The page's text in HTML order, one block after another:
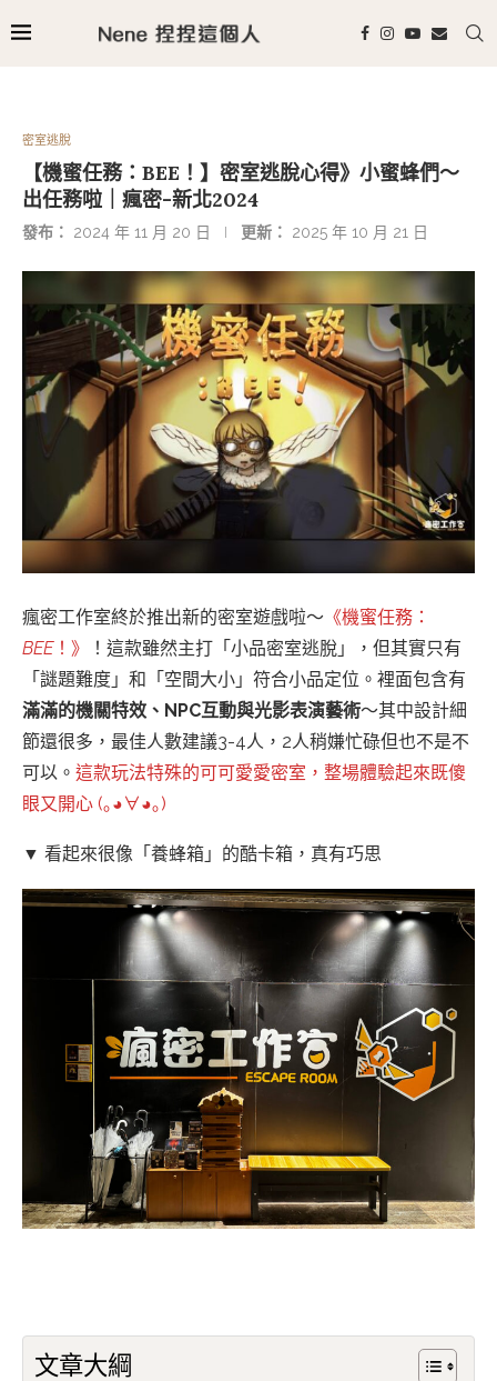
密室逃脫
【機蜜任務：BEE！】密室逃脫心得》小蜜蜂們～
出任務啦｜瘋密-新北2024
發布： 2024 年 11 月 20 日 更新： 2025 年 10 月 21 日
瘋密工作室終於推出新的密室遊戲啦～ 《機蜜任務：
BEE！》
！這款雖然主打「小品密室逃脫」，但其實只有
「謎題難度」和「空間大小」符合小品定位。裡面包含有
滿滿的機關特效、NPC互動與光影表演藝術～其中設計細
節還很多，最佳人數建議3-4人，2人稍嫌忙碌但也不是不
可以。 這款玩法特殊的可可愛愛密室，整場體驗起來既傻
眼又開心 (｡◕∀◕｡)
▼ 看起來很像「養蜂箱」的酷卡箱，真有巧思
文章大綱